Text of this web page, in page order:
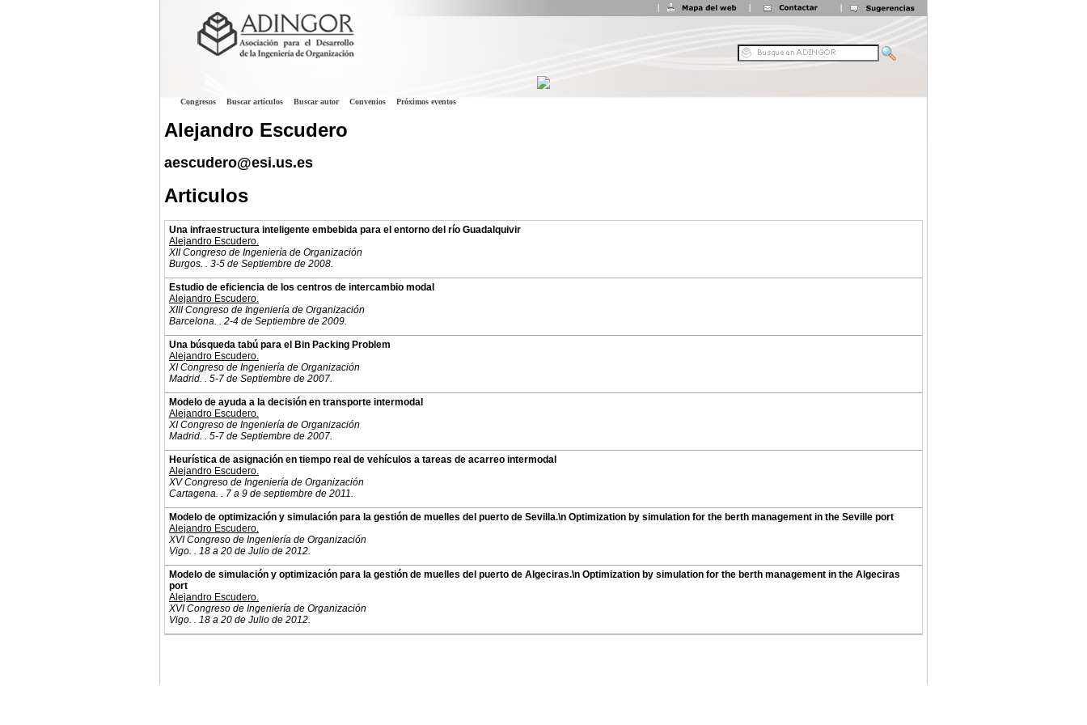
Congresos Buscar artículos Buscar autor Convenios Próximos eventos
Alejandro Escudero
aescudero@esi.us.es
Articulos
Una infraestructura inteligente embebida para el entorno del río Guadalquivir
Alejandro Escudero.
XII Congreso de Ingeniería de Organización
Burgos. . 3-5 de Septiembre de 2008.
Estudio de eficiencia de los centros de intercambio modal
Alejandro Escudero.
XIII Congreso de Ingeniería de Organización
Barcelona. . 2-4 de Septiembre de 2009.
Una búsqueda tabú para el Bin Packing Problem
Alejandro Escudero.
XI Congreso de Ingeniería de Organización
Madrid. . 5-7 de Septiembre de 2007.
Modelo de ayuda a la decisión en transporte intermodal
Alejandro Escudero.
XI Congreso de Ingeniería de Organización
Madrid. . 5-7 de Septiembre de 2007.
Heurística de asignación en tiempo real de vehículos a tareas de acarreo intermodal
Alejandro Escudero.
XV Congreso de Ingeniería de Organización
Cartagena. . 7 a 9 de septiembre de 2011.
Modelo de optimización y simulación para la gestión de muelles del puerto de Sevilla.\n Optimization by simulation for the berth management in the Seville port
Alejandro Escudero.
XVI Congreso de Ingeniería de Organización
Vigo. . 18 a 20 de Julio de 2012.
Modelo de simulación y optimización para la gestión de muelles del puerto de Algeciras.\n Optimization by simulation for the berth management in the Algeciras
port
Alejandro Escudero.
XVI Congreso de Ingeniería de Organización
Vigo. . 18 a 20 de Julio de 2012.